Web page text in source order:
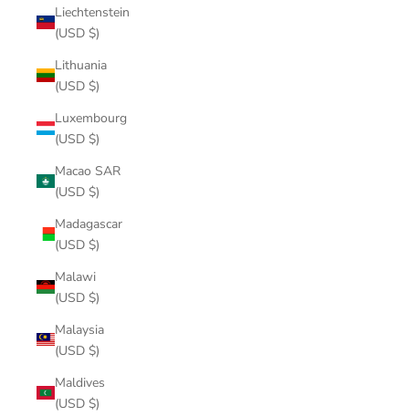
Liechtenstein
(USD $)
Lithuania
(USD $)
Luxembourg
(USD $)
Macao SAR
(USD $)
Madagascar
(USD $)
Malawi
(USD $)
Malaysia
(USD $)
Maldives
(USD $)